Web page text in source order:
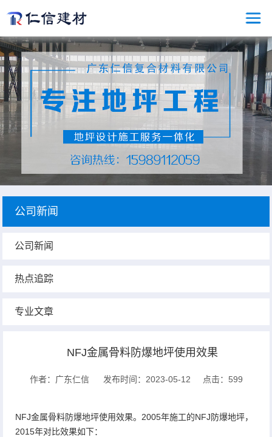
公司新闻
公司新闻
热点追踪
专业文章
NFJ金属骨料防爆地坪使用效果
作者：广东仁信 发布时间：2023-05-12 点击：599
NFJ金属骨料防爆地坪使用效果。2005年施工的NFJ防爆地坪，
2015年对比效果如下：